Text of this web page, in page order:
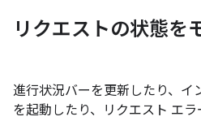
リクエストの状態を
進行状況バーを更新したり、イ
を起動したり、リクエスト エ